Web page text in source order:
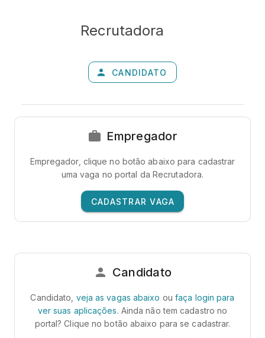
Recrutadora
CANDIDATO
Empregador
Empregador, clique no botão abaixo para cadastrar
uma vaga no portal da Recrutadora.
CADASTRAR VAGA
Candidato
Candidato, veja as vagas abaixo ou faça login para
ver suas aplicações. Ainda não tem cadastro no
portal? Clique no botão abaixo para se cadastrar.